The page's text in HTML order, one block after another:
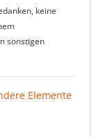
keine
sonstigen
Elemente